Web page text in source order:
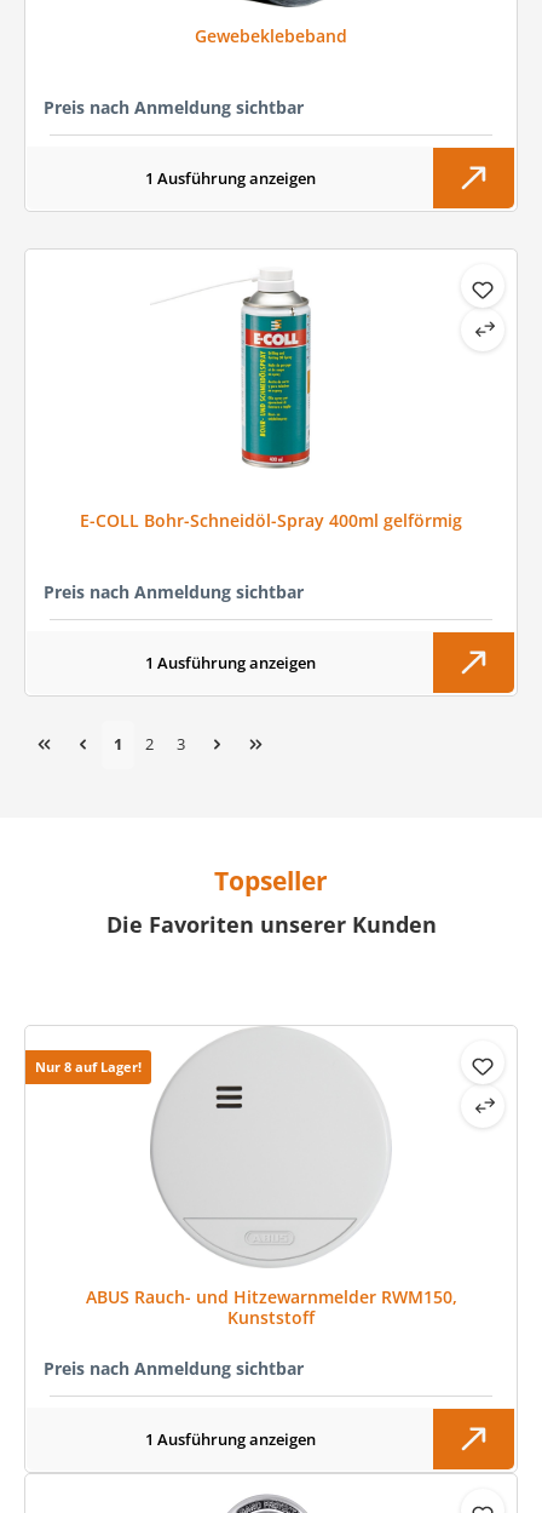
Gewebeklebeband
Preis nach Anmeldung sichtbar
1 Ausführung anzeigen
E-COLL Bohr-Schneidöl-Spray 400ml gelförmig
Preis nach Anmeldung sichtbar
1 Ausführung anzeigen
Seite
1 Seite
2 Seite
3
Topseller
Die Favoriten unserer Kunden
Produktgalerie überspringen
Nur 8 auf Lager!
ABUS Rauch- und Hitzewarnmelder RWM150,
Kunststoff
Preis nach Anmeldung sichtbar
1 Ausführung anzeigen